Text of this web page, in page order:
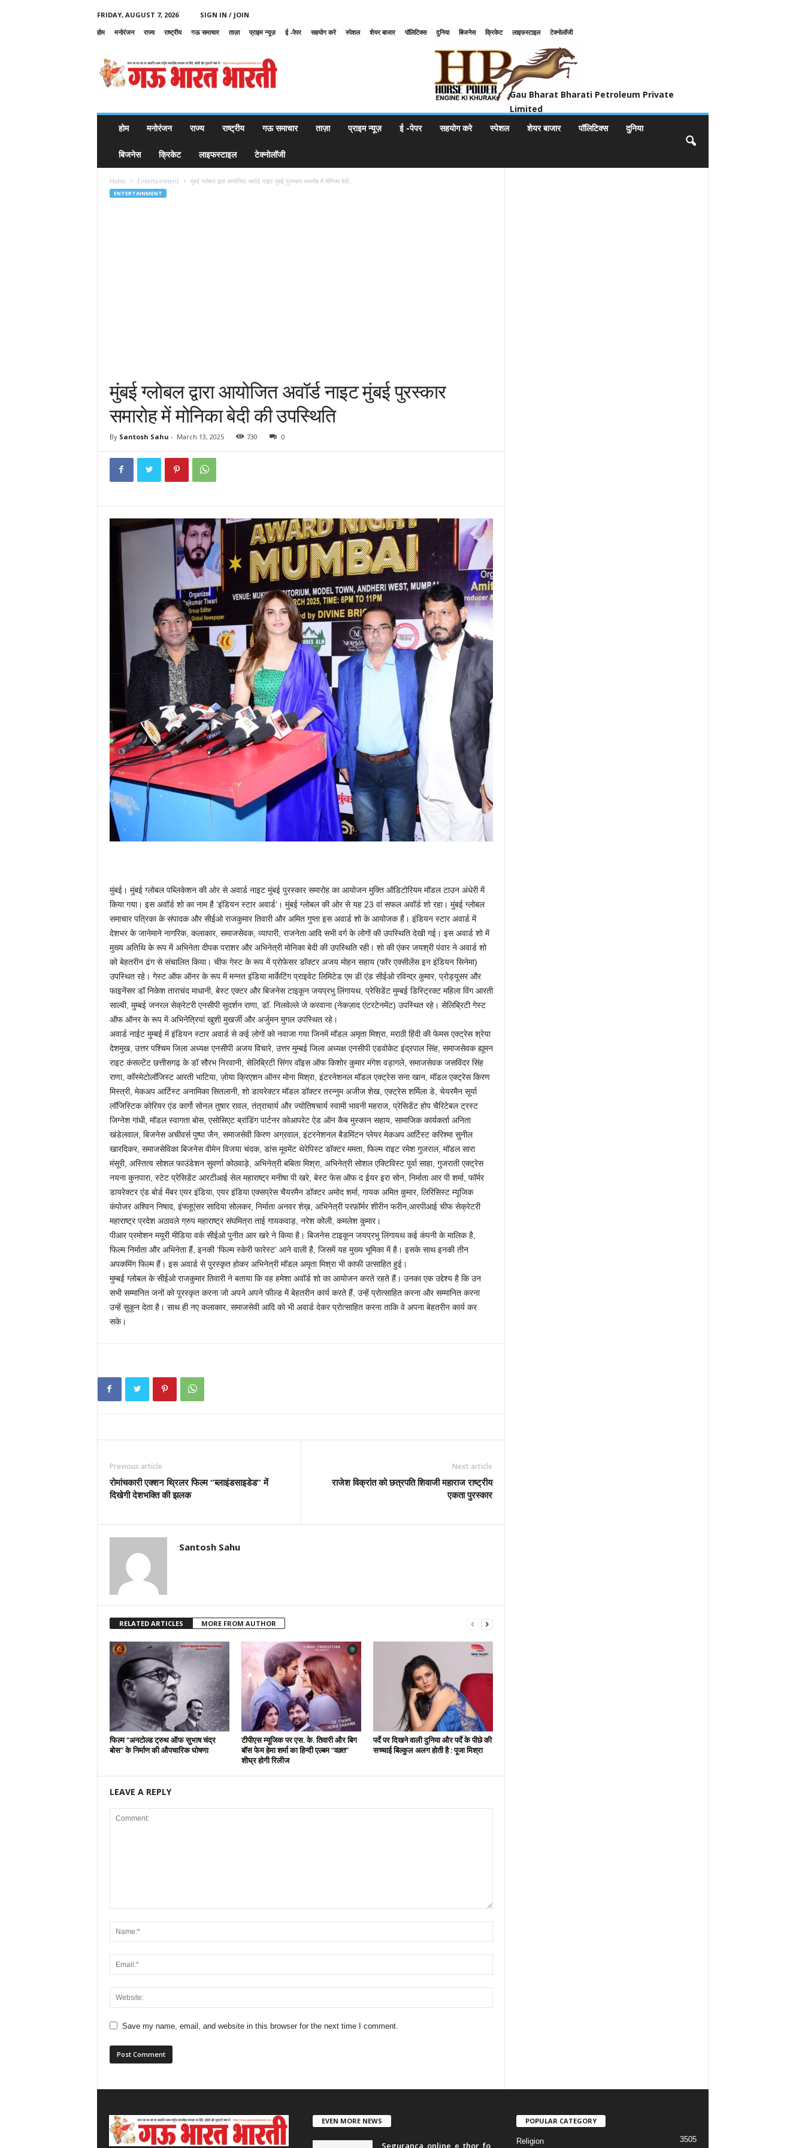
FRIDAY, AUGUST 7, 2026
SIGN IN / JOIN
होम
मनोरंजन राज्य राष्ट्रीय गऊ समाचार ताज़ा प्राइम न्यूज़ ई -पेपर सहयोग करे स्पेशल शेयर बाजार पॉलिटिक्स दुनिया बिजनेस क्रिकेट लाइफस्टाइल
टेक्नोलॉजी
u
Gau Bharat Bharati Petroleum Private
Limited
होम
मनोरंजन राज्य राष्ट्रीय गऊ समाचार ताज़ा प्राइम न्यूज़ ई -पेपर सहयोग करे स्पेशल शेयर बाजार पॉलिटिक्स दुनिया
बिजनेस क्रिकेट लाइफस्टाइल टेक्नोलॉजी
Home Entertainment मुंबई ग्लोबल द्वारा आयोजित अवॉर्ड नाइट मुंबई पुरस्कार समारोह में मोनिका बेदी...
ENTERTAINMENT
मुंबई ग्लोबल द्वारा आयोजित अवॉर्ड नाइट मुंबई पुरस्कार
समारोह में मोनिका बेदी की उपस्थिति
By Santosh Sahu - March 13, 2025 730 0
मुंबई। मुंबई ग्लोबल पब्लिकेशन की ओर से अवार्ड नाइट मुंबई पुरस्कार समारोह का आयोजन मुक्ति ऑडिटोरियम मॉडल टाउन अंधेरी में
किया गया। इस अवॉर्ड शो का नाम है ‘इंडियन स्टार अवार्ड’। मुंबई ग्लोबल की ओर से यह 23 वां सफल अवॉर्ड शो रहा। मुंबई ग्लोबल
समाचार पत्रिका के संपादक और सीईओ राजकुमार तिवारी और अमित गुप्ता इस अवार्ड शो के आयोजक हैं। इंडियन स्टार अवार्ड में
देशभर के जानेमाने नागरिक, कलाकार, समाजसेवक, व्यापारी, राजनेता आदि सभी वर्ग के लोगों की उपस्थिति देखी गई। इस अवार्ड शो में
मुख्य अतिथि के रूप में अभिनेता दीपक पराशर और अभिनेत्री मोनिका बेदी की उपस्थिति रही। शो की एंकर जयश्री पंवार ने अवार्ड शो
को बेहतरीन ढंग से संचालित किया। चीफ गेस्ट के रूप में प्रोफेसर डॉक्टर अजय मोहन सहाय (फॉर एक्सीलेंस इन इंडियन सिनेमा)
उपस्थित रहे। गेस्ट ऑफ ऑनर के रूप में मन्नत इंडिया मार्केटिंग प्राइवेट लिमिटेड एम डी एंड सीईओ रविन्द्र कुमार, प्रोड्यूसर और
फाइनेंसर डॉ निकेश ताराचंद माधानी, बेस्ट एक्टर और बिजनेस टाइकून जयप्रभु लिंगायथ, प्रेसिडेंट मुम्बई डिस्ट्रिक्ट महिला विंग आरती
साल्वी, मुम्बई जनरल सेक्रेटरी एनसीपी सुदर्शन राणा, डॉ. निलवेल्ले जे करवाना (नेकज़ाद एंटरटेनमेंट) उपस्थित रहे। सेलिब्रिटी गेस्ट
ऑफ ऑनर के रूप में अभिनेत्रियां खुशी मुखर्जी और अर्जुमन मुगल उपस्थित रहे।
अवार्ड नाईट मुम्बई में इंडियन स्टार अवार्ड से कई लोगों को नवाजा गया जिनमें मॉडल अमृता मिश्रा, मराठी हिंदी की फेमस एक्ट्रेस श्रेया
देशमुख, उत्तर पश्चिम जिला अध्यक्ष एनसीपी अजय विचारे, उत्तर मुम्बई जिला अध्यक्ष एनसीपी एडवोकेट इंद्रपाल सिंह, समाजसेवक ह्यूमन
राइट कंसल्टेंट छत्तीसगढ़ के डॉ सौरभ निरवानी, सेलिब्रिटी सिंगर वॉइस ऑफ किशोर कुमार मंगेश वड़ागले, समाजसेवक जसविंदर सिंह
राणा, कॉस्मेटोलॉजिस्ट आरती भाटिया, ज़ोया क्रिएशन ऑनर मोना मिश्रा, इंटरनेशनल मॉडल एक्ट्रेस सना खान, मॉडल एक्ट्रेस किरण
मिस्त्री, मेकअप आर्टिस्ट अनामिका सितलानी, शो डायरेक्टर मॉडल डॉक्टर तरन्नुम अजीज शेख, एक्ट्रेस शर्मिला डे, चेयरमैन सूर्या
लॉजिस्टिक कोरियर एंड कार्गो सोनल तुषार रावल, तंत्राचार्य और ज्योतिषचार्य स्वामी भावनी महराज, प्रेसिडेंट होप चैरिटेबल ट्रस्ट
जिग्नेश गांधी, मॉडल स्वागता बोस, एसोसिएट ब्रांडिंग पार्टनर कोआपरेट ऐड ऑन कैब मुस्कान सहाय, सामाजिक कार्यकर्ता अनिता
खंडेलवाल, बिजनेस अचीवर्स पुष्पा जैन, समाजसेवी किरण अग्रवाल, इंटरनेशनल बैडमिंटन प्लेयर मेकअप आर्टिस्ट करिश्मा सुनील
खारदिकर, समाजसेविका बिजनेस वीमेन विजया चंदक, डांस मूवमेंट थेरेपिस्ट डॉक्टर ममता, फिल्म राइट रमेश गुजराल, मॉडल सारा
मंसूरी, अस्तित्व सोशल फाउंडेशन सुवर्णा कोठवाड़े, अभिनेत्री बबिता मिश्रा, अभिनेत्री सोशल एक्टिविस्ट पूर्वा साहा, गुजराती एक्ट्रेस
नयना कुनपारा, स्टेट प्रेसिडेंट आरटीआई सेल महाराष्ट्र मनीषा पी खरे, बेस्ट फेस ऑफ द ईयर इरा सोन, निर्माता आर पी शर्मा, फॉर्मर
डायरेक्टर एंड बोर्ड मेंबर एयर इंडिया, एयर इंडिया एक्सप्रेस चैयरमैन डॉक्टर अमोद शर्मा, गायक अमित कुमार, लिरिसिस्ट म्यूजिक
कंपोजर अश्विन निषाद, इंफ्लूएंसर सादिया सोलकर, निर्माता अनवर शेख़, अभिनेत्री परफ़ॉर्मर शीरीन फरीन,आरपीआई चीफ सेक्रेटरी
महाराष्ट्र प्रदेश अठावले ग्रुप महाराष्ट्र संघमित्रा ताई गायकवाड़, नरेश कोली, कमलेश कुमार।
पीआर प्रमोशन मयूरी मीडिया वर्क सीईओ पुनीत आर खरे ने किया है। बिजनेस टाइकून जयप्रभु लिंगायथ कई कंपनी के मालिक है,
फिल्म निर्माता और अभिनेता हैं, इनकी ‘फिल्म स्केरी फारेस्ट’ आने वाली है, जिसमें यह मुख्य भूमिका में है। इसके साथ इनकी तीन
अपकमिंग फिल्म हैं। इस अवार्ड से पुरस्कृत होकर अभिनेत्री मॉडल अमृता मिश्रा भी काफी उत्साहित हुई।
मुम्बई ग्लोबल के सीईओ राजकुमार तिवारी ने बताया कि वह हमेशा अवॉर्ड शो का आयोजन करते रहते हैं। उनका एक उद्देश्य है कि उन
सभी सम्मानित जनों को पुरस्कृत करना जो अपने अपने फील्ड में बेहतरीन कार्य करते हैं, उन्हें प्रोत्साहित करना और सम्मानित करना
उन्हें सुकून देता है। साथ ही नए कलाकार, समाजसेवी आदि को भी अवार्ड देकर प्रोत्साहित करना ताकि वे अपना बेहतरीन कार्य कर
सके।
Previous article
रोमांचकारी एक्शन थ्रिलर फिल्म “ब्लाइंडसाइडेड” में
दिखेगी देशभक्ति की झलक
Next article
राजेश विक्रांत को छत्रपति शिवाजी महाराज राष्ट्रीय
एकता पुरस्कार
Santosh Sahu
RELATED ARTICLES MORE FROM AUTHOR
फिल्म “अनटोल्ड ट्रुथ ऑफ सुभाष चंद्र
बोस” के निर्माण की औपचारिक घोषणा
टीपीएस म्यूजिक पर एस. के. तिवारी और बिग
बॉस फेम हेमा शर्मा का हिन्दी एल्बम “वक़्त”
शीघ्र होगी रिलीज
पर्दे पर दिखने वाली दुनिया और पर्दे के पीछे की
सच्चाई बिल्कुल अलग होती है : पूजा मिश्रा
LEAVE A REPLY
Save my name, email, and website in this browser for the next time I comment.
EVEN MORE NEWS
Segurança_online_e_thor_fo
POPULAR CATEGORY
Religion 3505